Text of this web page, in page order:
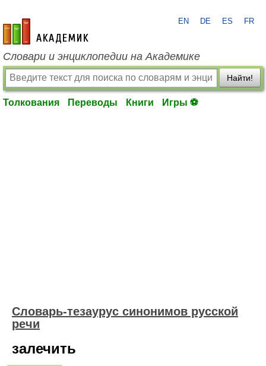
academic.ru
EN DE ES FR
Словари и энциклопедии на Академике
Найти!
Толкования Переводы Книги Игры ⚽
Словарь-тезаурус синонимов русской
речи
залечить